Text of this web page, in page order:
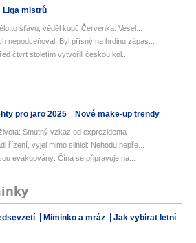
Liga mistrů
to šťávu, věděl kouč Červenka. Vesel...
nepodceňoval! Byl přísný na hrdinu zápas...
čtvrt stoletím vytvořili českou kol...
pro jaro 2025 Nové make-up trendy
Smutný vzkaz od exprezidenta
řízení, vyjel mimo silnici: Nehodu nepře...
evakuovány: Čína se připravuje na...
Miminko a mráz
Jak vybírat letní